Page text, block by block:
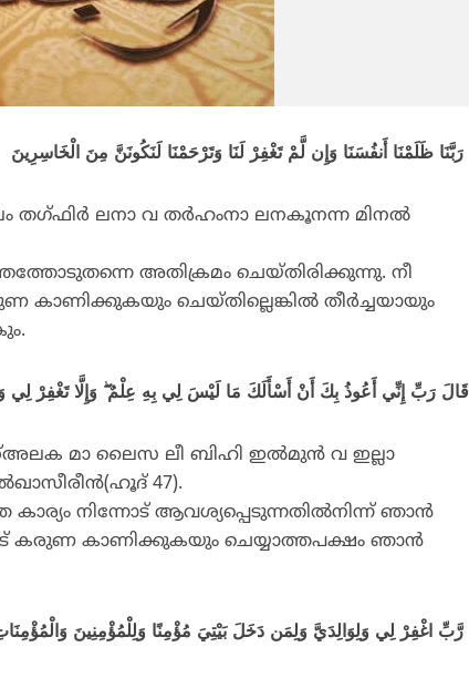
തഗ്ഫിര്‍ ലനാ വ തര്‍ഹംനാ ലനകൂനന്ന മിനല്‍
അതിക്രമം ചെയ്തിരിക്കുന്നു. നീ
ചെയ്തില്ലെങ്കില്‍ തീര്‍ച്ചയായും
قَالَ رَبِّ إِنِّي أَعُوذُ بِكَ أَنْ أَسْأَلَكَ مَا لَيْسَ لِي بِهِ عِلْمٌ ۖ وَإِلَّا تَغْفِرْ
മാ ലൈസ ലീ ബിഹി ഇല്‍മുന്‍ വ ഇല്ലാ
47).
കാര്യം നിന്നോട് ആവശ്യപ്പെടുന്നതില്‍നിന്ന് ഞാന്‍
കരുണ കാണിക്കുകയും ചെയ്യാത്തപക്ഷം ഞാന്‍